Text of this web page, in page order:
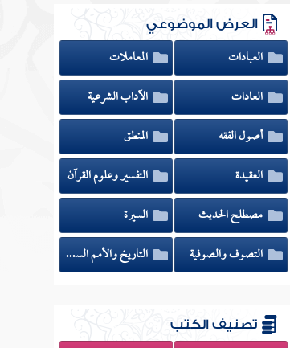
العرض الموضوعي
العبادات
المعاملات
العادات
الآداب الشرعية
أصول الفقه
المنطق
العقيدة
التفسير وعلوم القرآن
مصطلح الحديث
السيرة
التصوف والصوفية
التاريخ والأمم السابقة
تصنيف الكتب